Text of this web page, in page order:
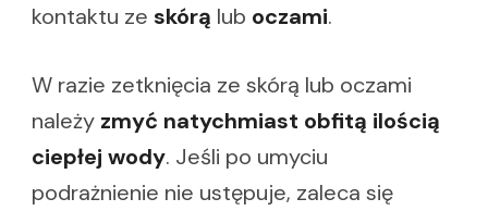
kontaktu ze skórą lub oczami.
W razie zetknięcia ze skórą lub oczami
należy zmyć natychmiast obfitą ilością
ciepłej wody. Jeśli po umyciu
podrażnienie nie ustępuje, zaleca się